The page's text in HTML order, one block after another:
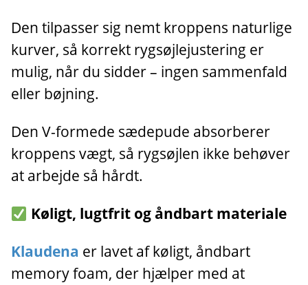
Den tilpasser sig nemt kroppens naturlige
kurver, så korrekt rygsøjlejustering er
mulig, når du sidder – ingen sammenfald
eller bøjning.
Den V-formede sædepude absorberer
kroppens vægt, så rygsøjlen ikke behøver
at arbejde så hårdt.
Køligt, lugtfrit og åndbart materiale
Klaudena er lavet af køligt, åndbart
memory foam, der hjælper med at